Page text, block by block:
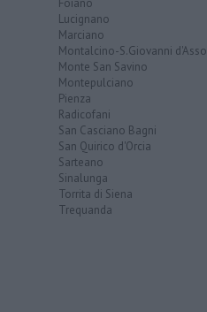
Foiano
Lucignano
Marciano
Montalcino-S.Giovanni d'Asso
Monte San Savino
Montepulciano
Pienza
Radicofani
San Casciano Bagni
San Quirico d'Orcia
Sarteano
Sinalunga
Torrita di Siena
Trequanda